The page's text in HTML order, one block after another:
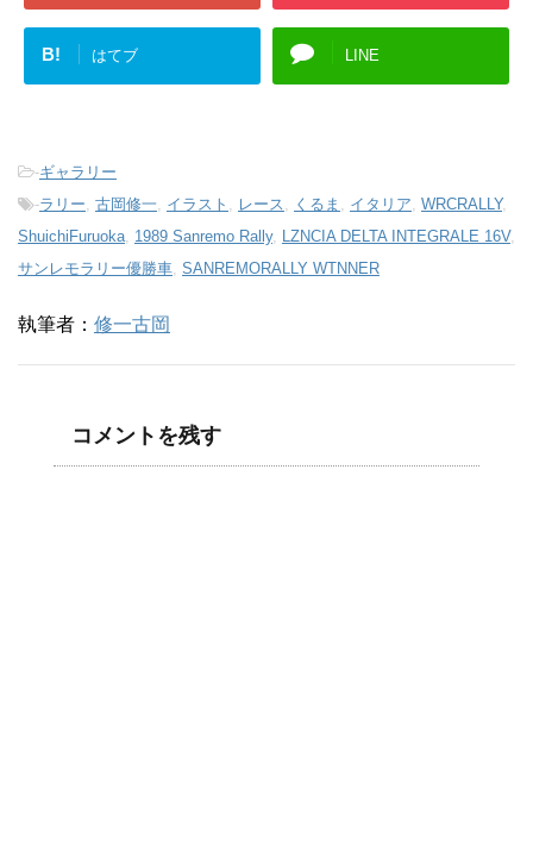
B! はてブ LINE
-ギャラリー
-ラリー 古岡修一 イラスト レース くるま イタリア WRCRALLY,
ShuichiFuruoka 1989 Sanremo Rally, LZNCIA DELTA INTEGRALE 16V,
サンレモラリー優勝車 SANREMORALLY WTNNER
執筆者： 修一古岡
コメントを残す